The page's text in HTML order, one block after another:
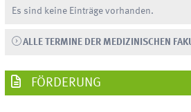
Es sind keine Einträge vorhanden.
ALLE TERMINE DER MEDIZINISCHEN
FÖRDERUNG